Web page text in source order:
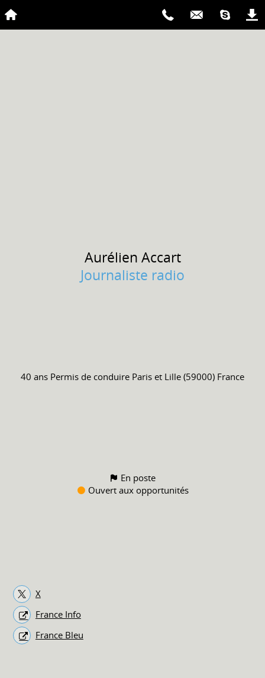
Aurélien Accart
Journaliste radio
40 ans Permis de conduire Paris et Lille (59000) France
En poste
Ouvert aux opportunités
X
France Info
France Bleu